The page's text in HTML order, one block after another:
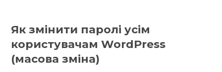
Як змінити паролі усім
користувачам WordPress
(масова зміна)